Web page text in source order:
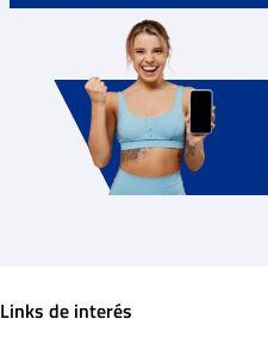
Links de interés